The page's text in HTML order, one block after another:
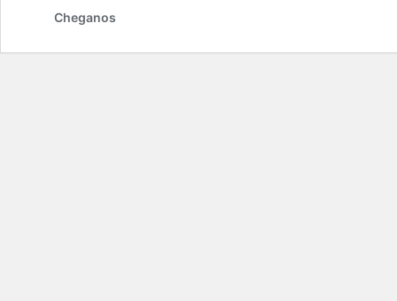
Cheganos